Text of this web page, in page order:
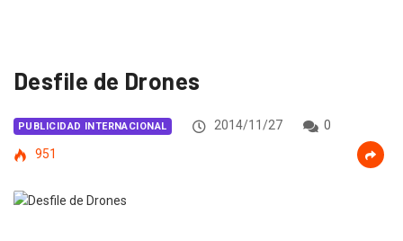
Desfile de Drones
PUBLICIDAD INTERNACIONAL 2014/11/27
0
951